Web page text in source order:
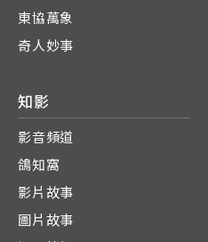
東協萬象
奇人妙事
知影
影音頻道
鴿知窩
影片故事
圖片故事